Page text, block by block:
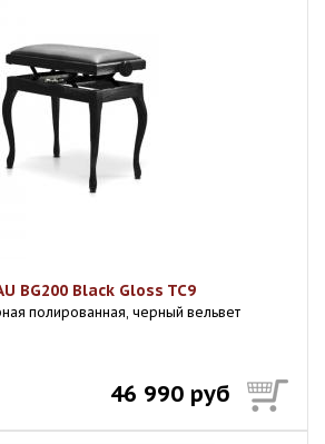
BG200 Black Gloss TC9
полированная, черный вельвет
46 990 руб